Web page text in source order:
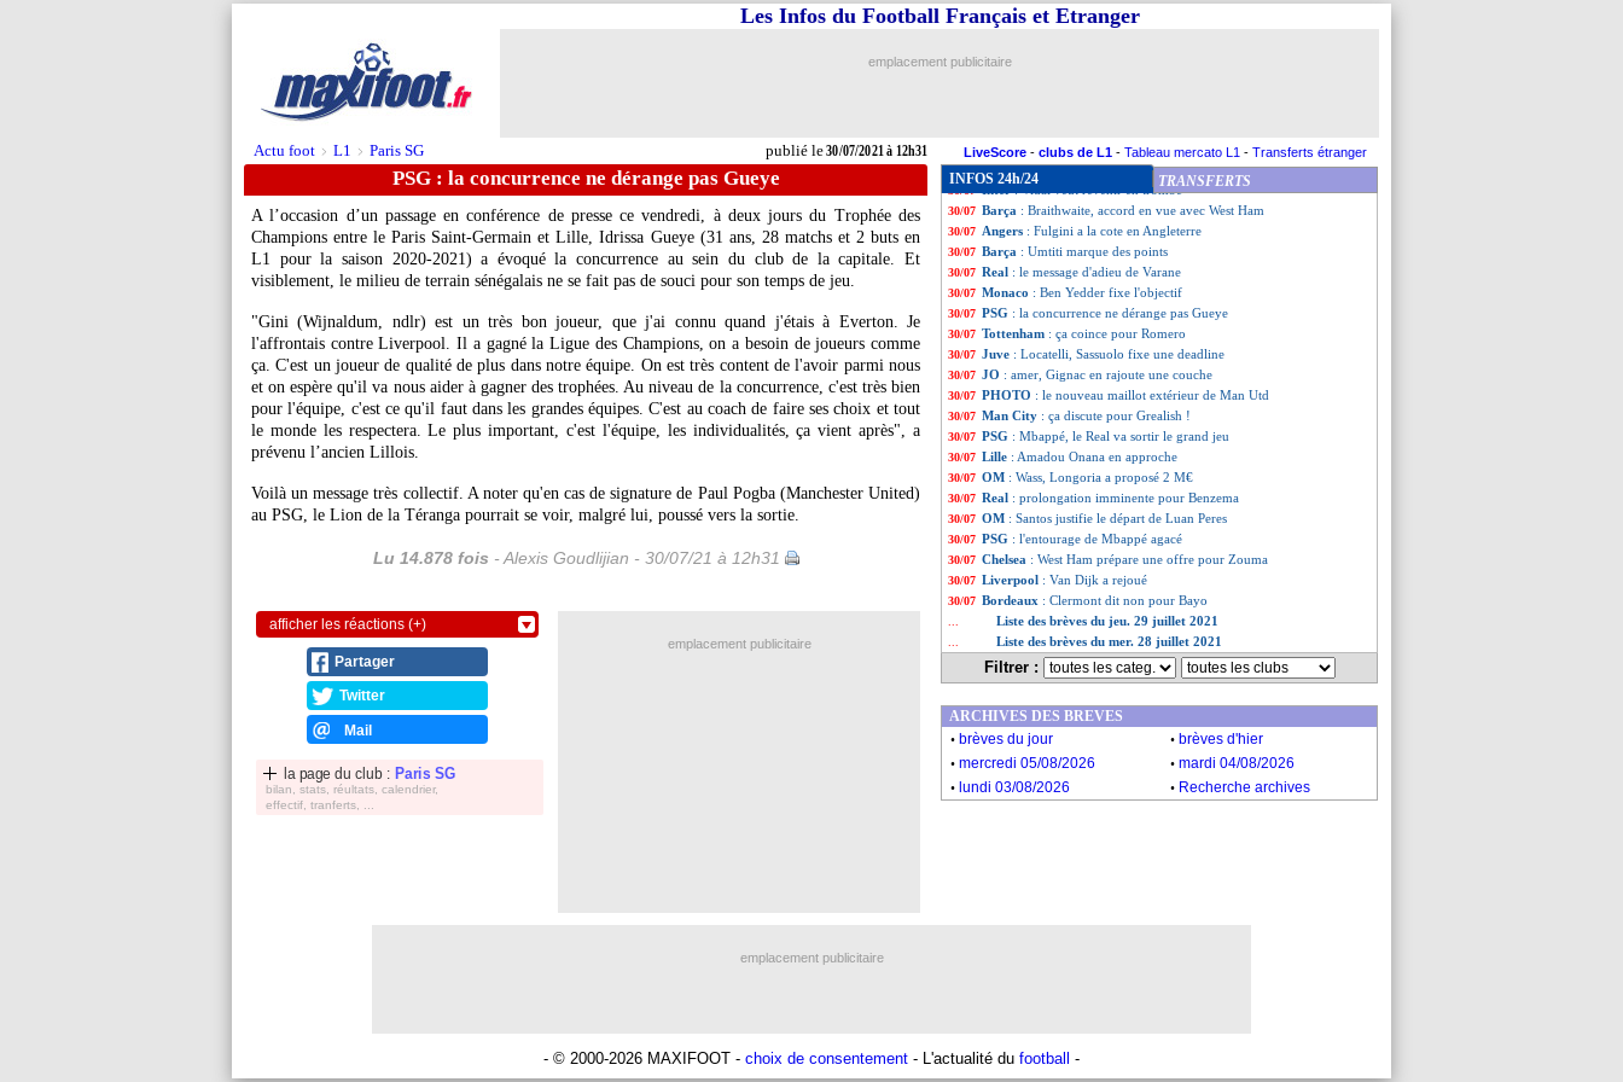
Actu foot > L1 > Paris SG publié le30/07/2021 à 12h31
Les Infos du Football Français et Etranger
emplacement publicitaire
LiveScore - clubs de L1 - Tableau mercato L1 - Transferts étranger
PSG : la concurrence ne dérange pas Gueye
A l’occasion d’un passage en conférence de presse ce vendredi, à deux jours du Trophée des
Champions entre le Paris Saint-Germain et Lille, Idrissa Gueye (31 ans, 28 matchs et 2 buts en
L1 pour la saison 2020-2021) a évoqué la concurrence au sein du club de la capitale. Et
visiblement, le milieu de terrain sénégalais ne se fait pas de souci pour son temps de jeu.
"Gini (Wijnaldum, ndlr) est un très bon joueur, que j'ai connu quand j'étais à Everton. Je
l'affrontais contre Liverpool. Il a gagné la Ligue des Champions, on a besoin de joueurs comme
ça. C'est un joueur de qualité de plus dans notre équipe. On est très content de l'avoir parmi nous
et on espère qu'il va nous aider à gagner des trophées. Au niveau de la concurrence, c'est très bien
pour l'équipe, c'est ce qu'il faut dans les grandes équipes. C'est au coach de faire ses choix et tout
le monde les respectera. Le plus important, c'est l'équipe, les individualités, ça vient après", a
prévenu l’ancien Lillois.
Voilà un message très collectif. A noter qu'en cas de signature de Paul Pogba (Manchester United)
au PSG, le Lion de la Téranga pourrait se voir, malgré lui, poussé vers la sortie.
Lu 14.878 fois - Alexis Goudlijian - 30/07/21 à 12h31
afficher les réactions (+)
Partager
Twitter
Mail
la page du club : Paris SG
bilan, stats, réultats, calendrier,
effectif, tranferts, ...
INFOS 24h/24 TRANSFERTS
30/07 PSG: Pochettino n'écarte pas d'autres recrues
30/07 Arsenal : Ben White a signé (officiel)
30/07 Bordeaux
30/07 Real: Pérez n'a pas oublié Håland
30/07 Man Utd: opération confirmée pour Rashford
: Vidal veut revenir en trombe
30/07 Barça : Braithwaite, accord en vue avec West Ham
30/07 Angers : Fulgini a la cote en Angleterre
30/07 Barça : Umtiti marque des points
30/07 Real : le message d'adieu de Varane
30/07 Monaco : Ben Yedder fixe l'objectif
30/07 PSG : la concurrence ne dérange pas Gueye
30/07 Tottenham : ça coince pour Romero
30/07 Juve : Locatelli, Sassuolo fixe une deadline
30/07 JO : amer, Gignac en rajoute une couche
30/07 PHOTO : le nouveau maillot extérieur de Man Utd
30/07 Man City : ça discute pour Grealish !
30/07 PSG : Mbappé, le Real va sortir le grand jeu
30/07 Lille : Amadou Onana en approche
30/07 OM : Wass, Longoria a proposé 2 M€
30/07 Real : prolongation imminente pour Benzema
30/07 OM : Santos justifie le départ de Luan Peres
30/07 PSG : l'entourage de Mbappé agacé
30/07 Chelsea : West Ham prépare une offre pour Zouma
30/07 Liverpool : Van Dijk a rejoué
30/07 Bordeaux : Clermont dit non pour Bayo
Liste des brèves du jeu. 29 juillet 2021
Liste des brèves du mer. 28 juillet 2021
Filtrer :
emplacement publicitaire
ARCHIVES DES BREVES
. brèves du jour . brèves d'hier
. mercredi 05/08/2026 . mardi 04/08/2026
. lundi 03/08/2026 . Recherche archives
emplacement publicitaire
- © 2000-2026 MAXIFOOT - choix de consentement - L'actualité du football -